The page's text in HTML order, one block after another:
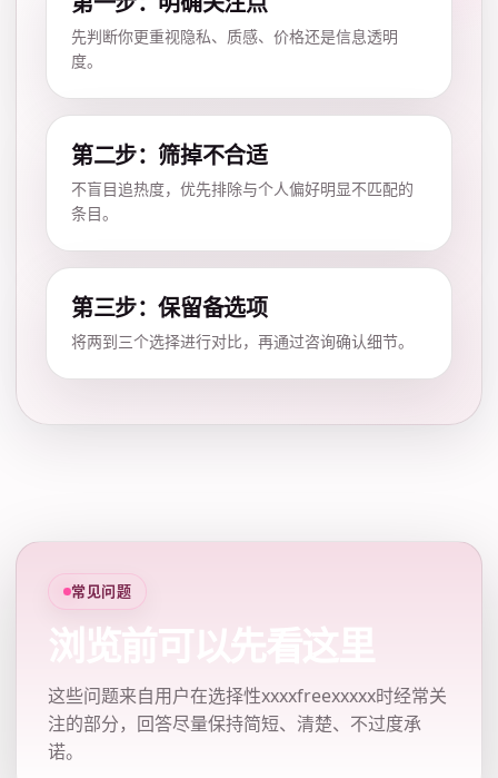
先判断你更重视隐私、质感、价格还是信息透明
度。
第二步：筛掉不合适
不盲目追热度，优先排除与个人偏好明显不匹配的
条目。
第三步：保留备选项
将两到三个选择进行对比，再通过咨询确认细节。
常见问题
浏览前可以先看这里
这些问题来自用户在选择性xxxxfreexxxxx时经常关
注的部分，回答尽量保持简短、清楚、不过度承
诺。